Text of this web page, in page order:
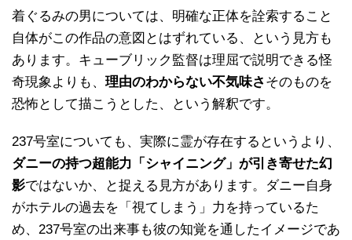
着ぐるみの男については、明確な正体を詮索すること
自体がこの作品の意図とはずれている、という見方も
あります。キューブリック監督は理屈で説明できる怪
奇現象よりも、 理由のわからない不気味さそのものを
恐怖として描こうとした、という解釈です。
237号室についても、実際に霊が存在するというより、
ダニーの持つ超能力「シャイニング」が引き寄せた幻
影ではないか、と捉える見方があります。ダニー自身
がホテルの過去を「視てしまう」力を持っているた
め、237号室の出来事も彼の知覚を通したイメージであ